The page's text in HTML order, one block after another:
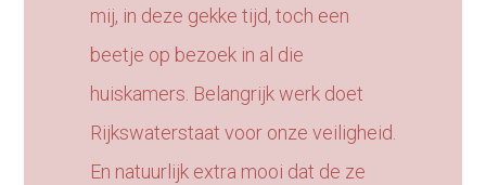
mij, in deze gekke tijd, toch een
beetje op bezoek in al die
huiskamers. Belangrijk werk doet
Rijkswaterstaat voor onze veiligheid.
En natuurlijk extra mooi dat de ze